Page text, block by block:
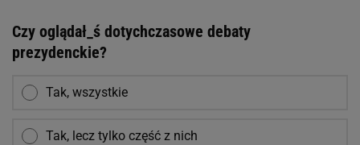
Czy oglądał_ś dotychczasowe debaty
prezydenckie?
Tak, wszystkie
Tak, lecz tylko część z nich